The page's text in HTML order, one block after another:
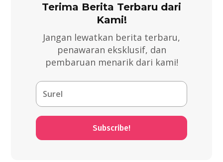
Terima Berita Terbaru dari
Kami!
Jangan lewatkan berita terbaru,
penawaran eksklusif, dan
pembaruan menarik dari kami!
Subscribe!